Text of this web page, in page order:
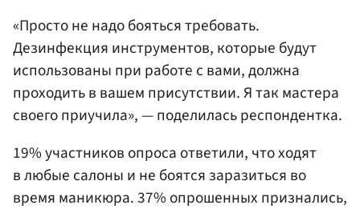
«Просто не надо бояться требовать.
Дезинфекция инструментов, которые будут
использованы при работе с вами, должна
проходить в вашем присутствии. Я так мастера
своего приучила», — поделилась респондентка.
19% участников опроса ответили, что ходят
в любые салоны и не боятся заразиться во
время маникюра. 37% опрошенных признались,